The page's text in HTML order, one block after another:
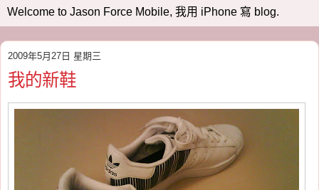
Welcome to Jason Force Mobile, 我用 iPhone 寫 blog.
2009年5月27日 星期三
我的新鞋